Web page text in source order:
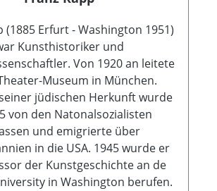
(1885 Erfurt - Washington 1951)
Kunsthistoriker und
Von 1920 an leitete
Museum in München.
jüdischen Herkunft wurde
von den Natonalsozialisten
und emigrierte über
in die USA. 1945 wurde er
der Kunstgeschichte an de
in Washington berufen.